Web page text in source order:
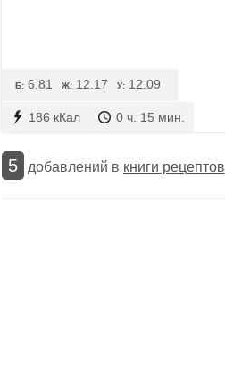
186 кКал 0 ч. 15 мин.
Б: 6.81 Ж: 12.17 У: 12.09
5 добавлений в книги рецептов